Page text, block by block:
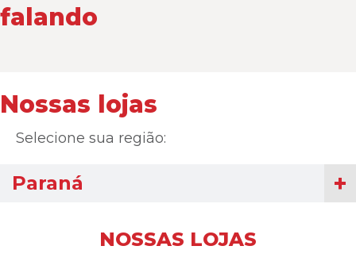
falando
Nossas lojas
Selecione sua região:
Paraná
NOSSAS LOJAS